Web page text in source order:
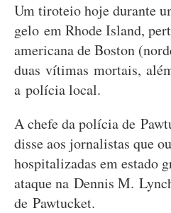
Um tiroteio hoje durante
gelo em Rhode Island,
americana de Boston
duas vítimas mortais,
a polícia local.
A chefe da polícia de
disse aos jornalistas que
hospitalizadas em estado
ataque na Dennis M.
de Pawtucket.